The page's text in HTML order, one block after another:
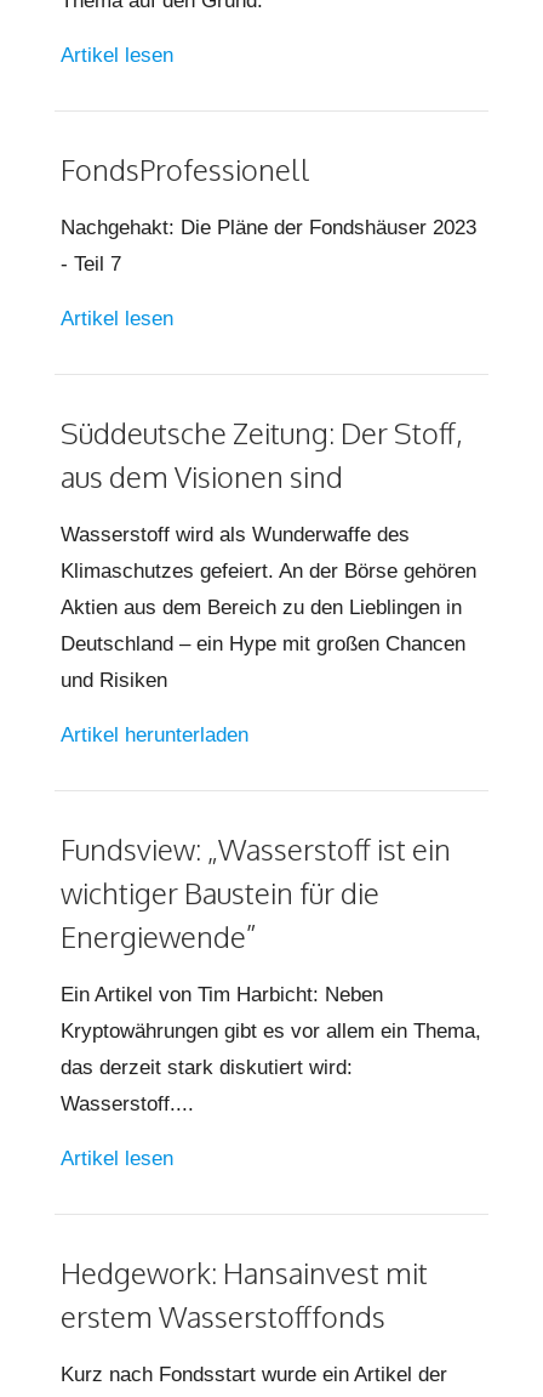
Artikel lesen
FondsProfessionell
Nachgehakt: Die Pläne der Fondshäuser 2023
- Teil 7
Artikel lesen
Süddeutsche Zeitung: Der Stoff,
aus dem Visionen sind
Wasserstoff wird als Wunderwaffe des
Klimaschutzes gefeiert. An der Börse gehören
Aktien aus dem Bereich zu den Lieblingen in
Deutschland – ein Hype mit großen Chancen
und Risiken
Artikel herunterladen
Fundsview: „Wasserstoff ist ein
wichtiger Baustein für die
Energiewende”
Ein Artikel von Tim Harbicht: Neben
Kryptowährungen gibt es vor allem ein Thema,
das derzeit stark diskutiert wird:
Wasserstoff....
Artikel lesen
Hedgework: Hansainvest mit
erstem Wasserstofffonds
Kurz nach Fondsstart wurde ein Artikel der